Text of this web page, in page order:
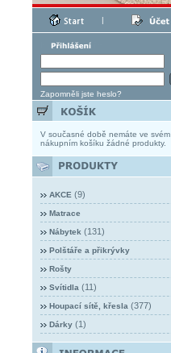
|
Zapomněli jste heslo?
V současné době nemáte ve svém
nákupním košíku žádné produkty.
AKCE (9)
Matrace
Nábytek (131)
Polštáře a přikrývky
Rošty
Svítidla (11)
Houpací sítě, křesla (377)
Dárky(1)